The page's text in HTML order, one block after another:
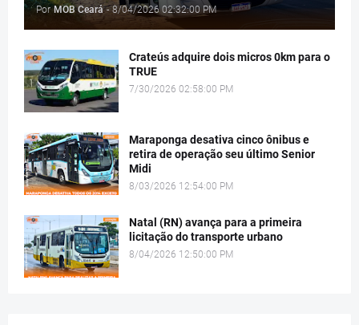
Por MOB Ceará - 8/04/2026 02:32:00 PM
Crateús adquire dois micros 0km para o
TRUE
7/30/2026 02:58:00 PM
Maraponga desativa cinco ônibus e
retira de operação seu último Senior
Midi
8/03/2026 12:54:00 PM
Natal (RN) avança para a primeira
licitação do transporte urbano
8/04/2026 12:50:00 PM